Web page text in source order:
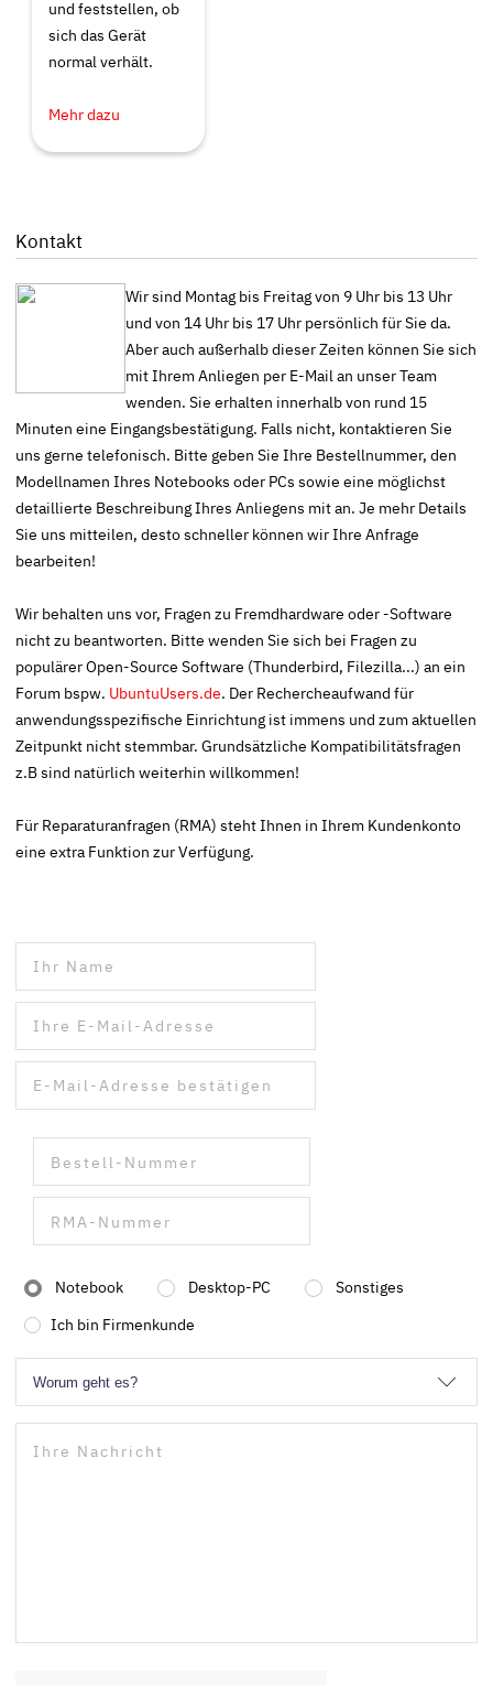
und feststellen, ob
sich das Gerät
normal verhält.
Mehr dazu
Kontakt
Wir sind Montag bis Freitag von 9 Uhr bis 13 Uhr
und von 14 Uhr bis 17 Uhr persönlich für Sie da.
Aber auch außerhalb dieser Zeiten können Sie sich
mit Ihrem Anliegen per E-Mail an unser Team
wenden. Sie erhalten innerhalb von rund 15
Minuten eine Eingangsbestätigung. Falls nicht, kontaktieren Sie
uns gerne telefonisch. Bitte geben Sie Ihre Bestellnummer, den
Modellnamen Ihres Notebooks oder PCs sowie eine möglichst
detaillierte Beschreibung Ihres Anliegens mit an. Je mehr Details
Sie uns mitteilen, desto schneller können wir Ihre Anfrage
bearbeiten!
Wir behalten uns vor, Fragen zu Fremdhardware oder -Software
nicht zu beantworten. Bitte wenden Sie sich bei Fragen zu
populärer Open-Source Software (Thunderbird, Filezilla...) an ein
Forum bspw. UbuntuUsers.de. Der Rechercheaufwand für
anwendungsspezifische Einrichtung ist immens und zum aktuellen
Zeitpunkt nicht stemmbar. Grundsätzliche Kompatibilitätsfragen
z.B sind natürlich weiterhin willkommen!
Für Reparaturanfragen (RMA) steht Ihnen in Ihrem Kundenkonto
eine extra Funktion zur Verfügung.
Notebook Desktop-PC
Sonstiges
Ich bin Firmenkunde